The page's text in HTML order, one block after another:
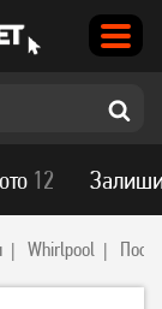
Whirlpool
12